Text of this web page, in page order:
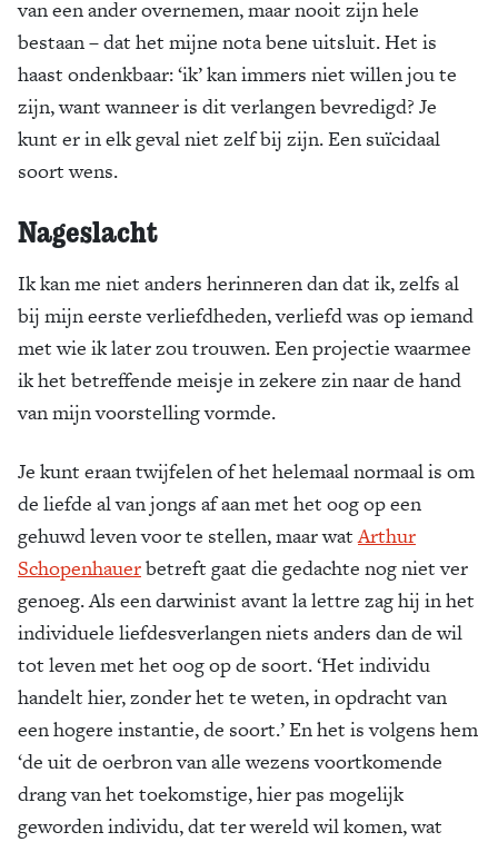
van een ander overnemen, maar nooit zijn hele
bestaan – dat het mijne nota bene uitsluit. Het is
haast ondenkbaar: ‘ik’ kan immers niet willen jou te
zijn, want wanneer is dit verlangen bevredigd? Je
kunt er in elk geval niet zelf bij zijn. Een ­suïcidaal
soort wens.
Nageslacht
Ik kan me niet anders herinneren dan dat ik, zelfs al
bij mijn eerste verliefdheden, verliefd was op iemand
met wie ik later zou trouwen. Een projectie waarmee
ik het betreffende meisje in zekere zin naar de hand
van mijn voorstelling vormde.
Je kunt eraan twijfelen of het helemaal normaal is om
de liefde al van jongs af aan met het oog op een
gehuwd leven voor te stellen, maar watArthur
Schopenhauerbetreft gaat die gedachte nog niet ver
genoeg. Als een darwinist avant la lettre zag hij in het
individuele liefdesverlangen niets anders dan de wil
tot leven met het oog op de soort. ‘Het individu
handelt hier, zonder het te weten, in opdracht van
een hogere instantie, de soort.’ En het is volgens hem
‘de uit de oerbron van alle wezens voortkomende
drang van het toekomstige, hier pas mogelijk
geworden individu, dat ter wereld wil komen, wat